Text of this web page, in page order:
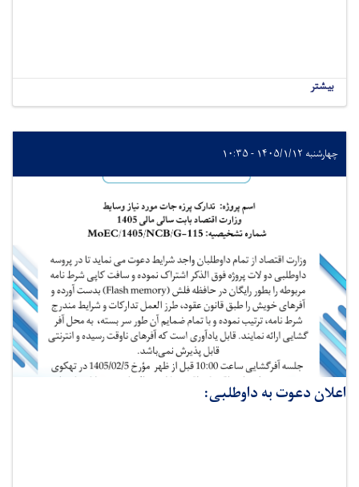
بیشتر
چهارشنبه ۱۴۰۵/۱/۱۲ - ۱۰:۳۵
اعلان دعوت به داوطلبی: